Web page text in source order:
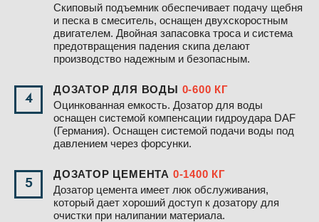
Скиповый подъемник обеспечивает подачу щебня
и песка в смеситель, оснащен двухскоростным
двигателем. Двойная запасовка троса и система
предотвращения падения скипа делают
производство надежным и безопасным.
4
ДОЗАТОР ДЛЯ ВОДЫ 0-600 КГ
Оцинкованная емкость. Дозатор для воды
оснащен системой компенсации гидроудара DAF
(Германия). Оснащен системой подачи воды под
давлением через форсунки.
5
ДОЗАТОР ЦЕМЕНТА 0-1400 КГ
Дозатор цемента имеет люк обслуживания,
который дает хороший доступ к дозатору для
очистки при налипании материала.